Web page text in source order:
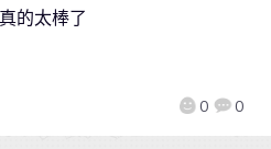
0 0
的太棒了